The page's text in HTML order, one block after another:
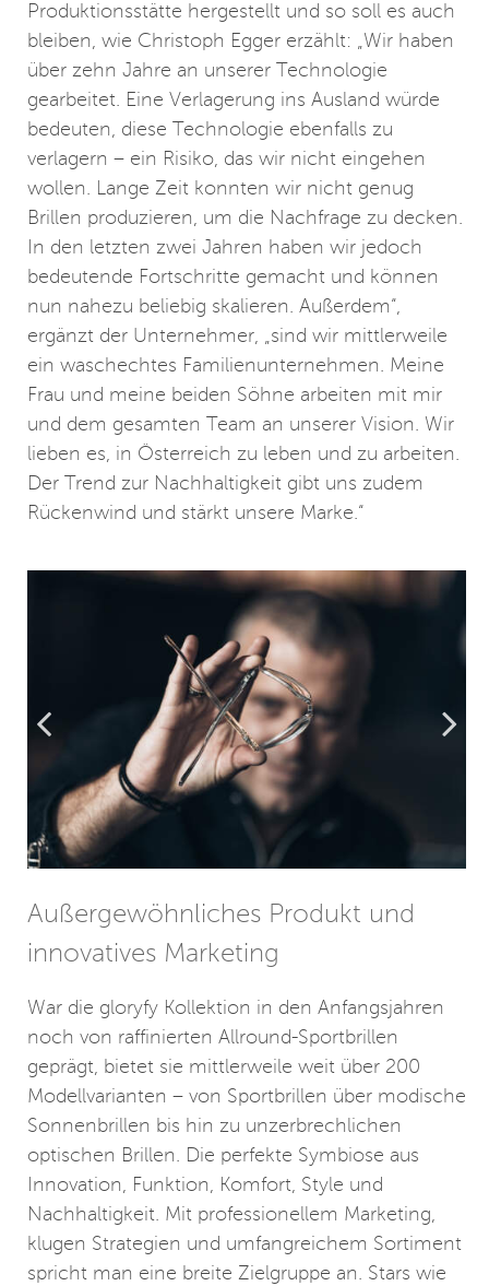
Produktionsstätte hergestellt und so soll es auch
bleiben, wie Christoph Egger erzählt: „Wir haben
über zehn Jahre an unserer Technologie
gearbeitet. Eine Verlagerung ins Ausland würde
bedeuten, diese Technologie ebenfalls zu
verlagern – ein Risiko, das wir nicht eingehen
wollen. Lange Zeit konnten wir nicht genug
Brillen produzieren, um die Nachfrage zu decken.
In den letzten zwei Jahren haben wir jedoch
bedeutende Fortschritte gemacht und können
nun nahezu beliebig skalieren. Außerdem“,
ergänzt der Unternehmer, „sind wir mittlerweile
ein waschechtes Familienunternehmen. Meine
Frau und meine beiden Söhne arbeiten mit mir
und dem gesamten Team an unserer Vision. Wir
lieben es, in Österreich zu leben und zu arbeiten.
Der Trend zur Nachhaltigkeit gibt uns zudem
Rückenwind und stärkt unsere Marke.“
Außergewöhnliches Produkt und
innovatives Marketing
War die gloryfy Kollektion in den Anfangsjahren
noch von raffinierten Allround-Sportbrillen
geprägt, bietet sie mittlerweile weit über 200
Modellvarianten – von Sportbrillen über modische
Sonnenbrillen bis hin zu unzerbrechlichen
optischen Brillen. Die perfekte Symbiose aus
Innovation, Funktion, Komfort, Style und
Nachhaltigkeit. Mit professionellem Marketing,
klugen Strategien und umfangreichem Sortiment
spricht man eine breite Zielgruppe an. Stars wie